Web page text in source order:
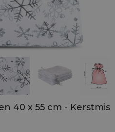
40 x 55 cm - Kerstmis